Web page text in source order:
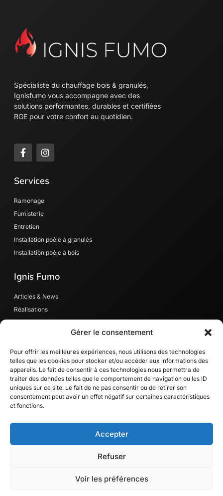
Gérer le consentement
Pour offrir les meilleures expériences, nous utilisons des technologies
telles que les cookies pour stocker et/ou accéder aux informations des
appareils. Le fait de consentir à ces technologies nous permettra de
traiter des données telles que le comportement de navigation ou les ID
uniques sur ce site. Le fait de ne pas consentir ou de retirer son
consentement peut avoir un effet négatif sur certaines caractéristiques
et fonctions.
Accepter
Refuser
Voir les préférences
Spécialiste du chauffage bois & granulés,
Ignisfumo vous accompagne avec des
solutions performantes, durables et certifiées
RGE pour votre confort au quotidien.
F
a
b
o
k
-
f
I
n
a
Services
Ramonage
Fumisterie
Entretien
Installation poêle à granulés
Installation poêle à bois
Ignis Fumo
Articles & News
Réalisations
RGE quali' Bois
Contact
Val D'oise et alentours
Loupan Léon
Zankidesign